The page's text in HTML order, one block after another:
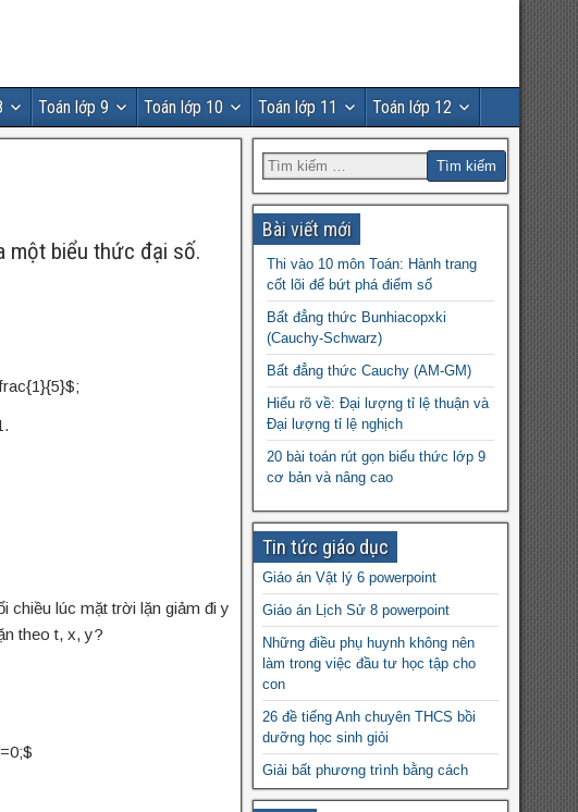
Toán lớp 9 Toán lớp 10 Toán lớp 11 Toán lớp 12
một biểu thức đại số.
chiều lúc mặt trời lặn giảm đi y
theo t, x, y?
Bài viết mới
Thi vào 10 môn Toán: Hành trang
cốt lõi để bứt phá điểm số
Bất đẳng thức Bunhiacopxki
(Cauchy-Schwarz)
Bất đẳng thức Cauchy (AM-GM)
Hiểu rõ về: Đại lượng tỉ lệ thuận và
Đại lượng tỉ lệ nghịch
20 bài toán rút gọn biểu thức lớp 9
cơ bản và nâng cao
Tin tức giáo dục
Giáo án Vật lý 6 powerpoint
Giáo án Lịch Sử 8 powerpoint
Những điều phụ huynh không nên
làm trong việc đầu tư học tập cho
con
26 đề tiếng Anh chuyên THCS bồi
dưỡng học sinh giỏi
Giải bất phương trình bằng cách
nhân liên hợp có đánh giá